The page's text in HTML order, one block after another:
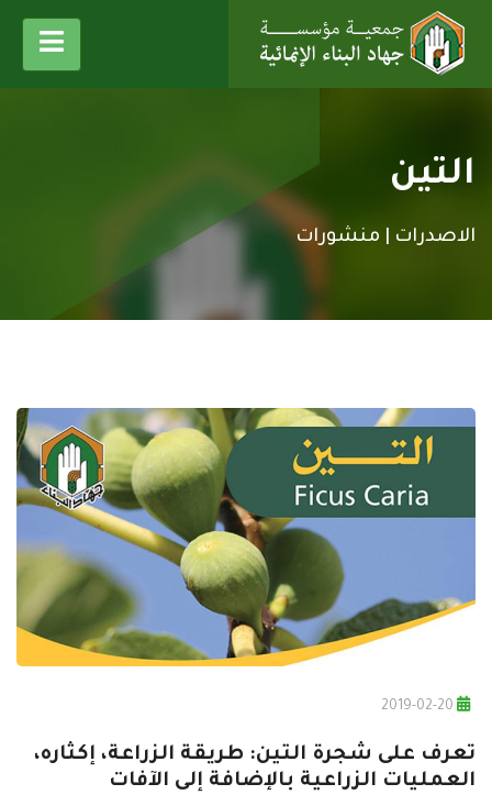
التين
الاصدرات | منشورات
تعرف على شجرة التين: طريقة الزراعة، إكثاره،
العمليات الزراعية بالإضافة إلى الآفات